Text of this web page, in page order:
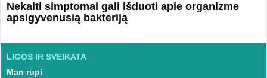
Nekalti simptomai gali išduoti apie organizme
apsigyvenusią bakteriją
LIGOS IR SVEIKATA
Man rūpi